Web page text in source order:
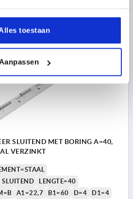
toestaan
SLUITEND MET BORING A=40,
VERZINKT
SLUITEND
LENGTE=40
A1=22,7 B1=60 D=4
D1=4